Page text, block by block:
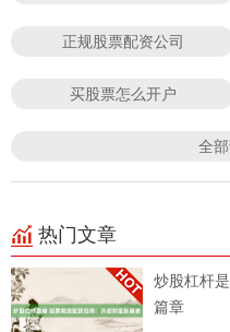
正规股票配资公司
买股票怎么开户
全
热门文章
炒股杠杆
篇章